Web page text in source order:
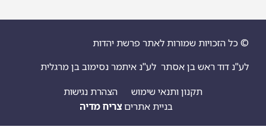
שמורות לאתר פרשת יהדות
בן אסתר לע"נ איתמר נסימוב בן מרגלית
תקנון ותנאי שימוש
הצהרת נגישות
צריח מדיה